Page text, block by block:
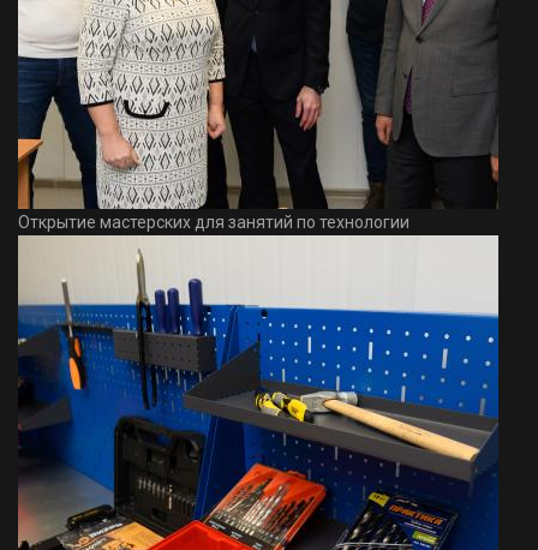
Открытие мастерских для занятий по технологии